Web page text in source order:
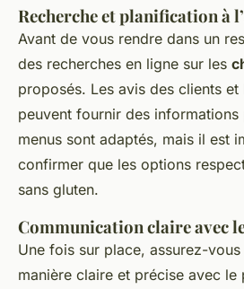
Recherche et planification à
Avant de vous rendre dans un
des recherches en ligne sur les
proposés. Les avis des clients et
peuvent fournir des informations
menus sont adaptés, mais il est
confirmer que les options
sans gluten.
Communication claire avec
Une fois sur place, assurez-
manière claire et précise avec le